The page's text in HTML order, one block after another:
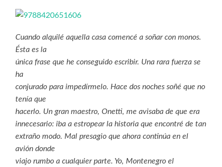
Cuando alquilé aquella casa comencé a soñar con monos.
Ésta es la
única frase que he conseguido escribir. Una rara fuerza se
ha
conjurado para impedírmelo. Hace dos noches soñé que no
tenía que
hacerlo. Un gran maestro, Onetti, me avisaba de que era
innecesario: iba a estropear la historia que encontré de tan
extraño modo. Mal presagio que ahora continúa en el
avión donde
viajo rumbo a cualquier parte. Yo, Montenegro el